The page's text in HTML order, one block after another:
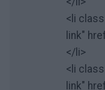
<li
link"
</li>
<li
link"